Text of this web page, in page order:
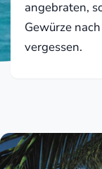
angebraten,
Gewürze
vergessen.